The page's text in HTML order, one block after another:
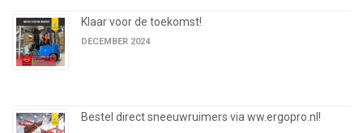
Klaar voor de toekomst!
DECEMBER 2024
Bestel direct sneeuwruimers via ww.ergopro.nl!